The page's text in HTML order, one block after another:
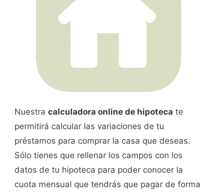
Nuestra calculadora online de hipoteca te
permitirá calcular las variaciones de tu
préstamos para comprar la casa que deseas.
Sólo tienes que rellenar los campos con los
datos de tu hipoteca para poder conocer la
cuota mensual que tendrás que pagar de forma